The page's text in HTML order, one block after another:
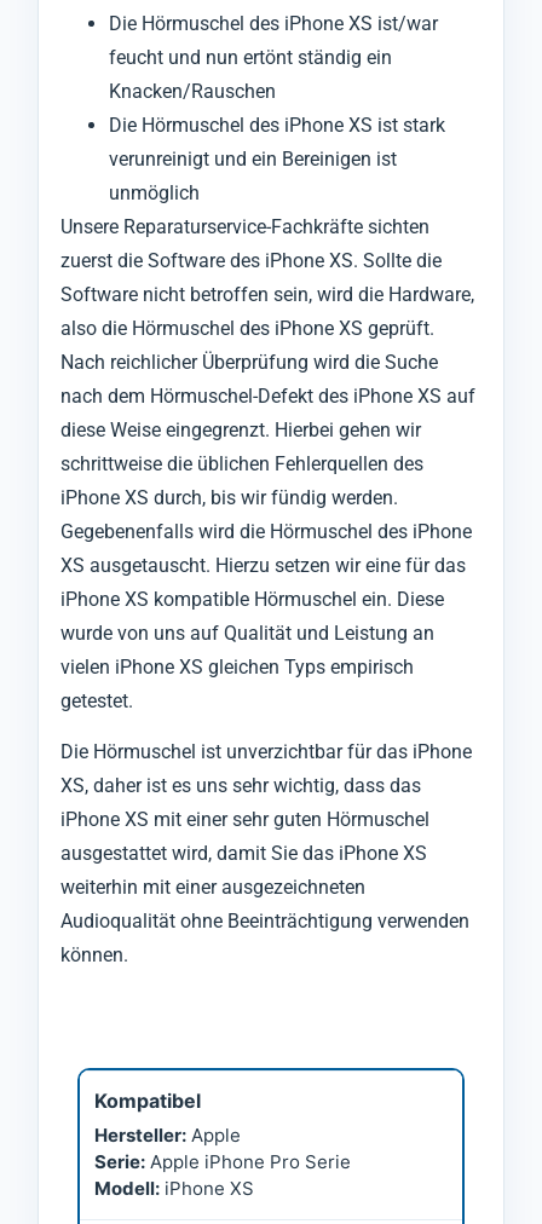
Die Hörmuschel des iPhone XS ist/war
feucht und nun ertönt ständig ein
Knacken/Rauschen
Die Hörmuschel des iPhone XS ist stark
verunreinigt und ein Bereinigen ist
unmöglich
Unsere Reparaturservice-Fachkräfte sichten
zuerst die Software des iPhone XS. Sollte die
Software nicht betroffen sein, wird die Hardware,
also die Hörmuschel des iPhone XS geprüft.
Nach reichlicher Überprüfung wird die Suche
nach dem Hörmuschel-Defekt des iPhone XS auf
diese Weise eingegrenzt. Hierbei gehen wir
schrittweise die üblichen Fehlerquellen des
iPhone XS durch, bis wir fündig werden.
Gegebenenfalls wird die Hörmuschel des iPhone
XS ausgetauscht. Hierzu setzen wir eine für das
iPhone XS kompatible Hörmuschel ein. Diese
wurde von uns auf Qualität und Leistung an
vielen iPhone XS gleichen Typs empirisch
getestet.
Die Hörmuschel ist unverzichtbar für das iPhone
XS, daher ist es uns sehr wichtig, dass das
iPhone XS mit einer sehr guten Hörmuschel
ausgestattet wird, damit Sie das iPhone XS
weiterhin mit einer ausgezeichneten
Audioqualität ohne Beeinträchtigung verwenden
können.
Kompatibel
Hersteller: Apple
Serie: Apple iPhone Pro Serie
Modell: iPhone XS